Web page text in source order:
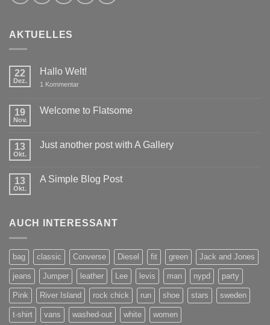
AKTUELLES
22
Dez.
Hallo Welt!
1 Kommentarzu
19
Nov.
Welcome to Flatsome
Welcome
13
Okt.
Just another post with A Gallery
Just
Gallery
13
Okt.
A Simple Blog Post
Simple
AUCH INTERESSANT
bag classic Converse Diesel fit green Jack and Jones
jeans Jumper leather Lee levis man nypd party
Pink River Island rock chick run shoe stars sweden
t-shirt vans washed-out white women